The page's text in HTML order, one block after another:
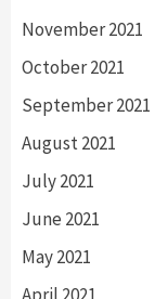
November 2021
October 2021
September 2021
August 2021
July 2021
June 2021
May 2021